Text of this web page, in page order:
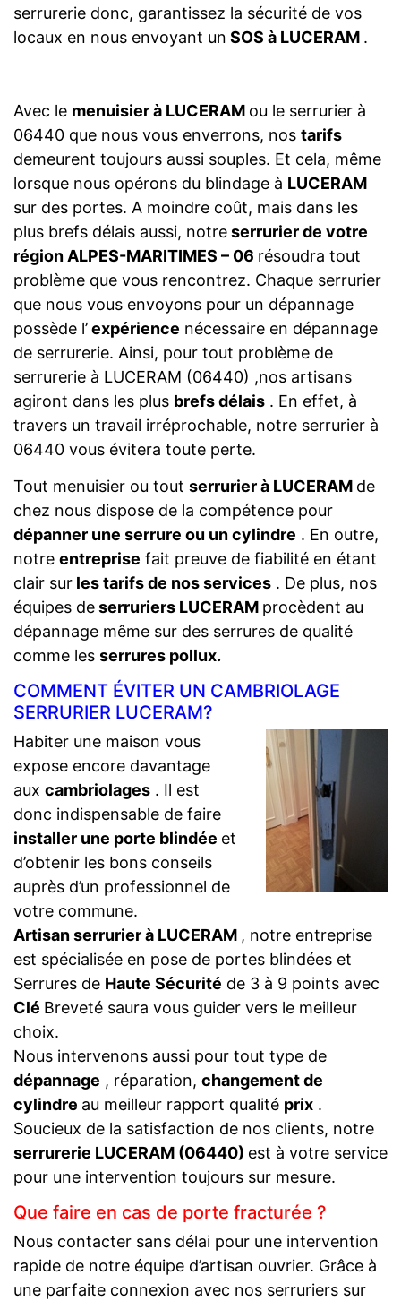
serrurerie donc, garantissez la sécurité de vos
locaux en nous envoyant un SOS à LUCERAM .
Avec le menuisier à LUCERAM ou le serrurier à
06440 que nous vous enverrons, nos tarifs
demeurent toujours aussi souples. Et cela, même
lorsque nous opérons du blindage à LUCERAM
sur des portes. A moindre coût, mais dans les
plus brefs délais aussi, notreserrurier de votre
région ALPES-MARITIMES – 06 résoudra tout
problème que vous rencontrez. Chaque serrurier
que nous vous envoyons pour un dépannage
possède l’expérience nécessaire en dépannage
de serrurerie. Ainsi, pour tout problème de
serrurerie à LUCERAM (06440) ,nos artisans
agiront dans les plus brefs délais . En effet, à
travers un travail irréprochable, notre serrurier à
06440 vous évitera toute perte.
Tout menuisier ou tout serrurier à LUCERAM de
chez nous dispose de la compétence pour
dépanner une serrure ou un cylindre . En outre,
notre entreprise fait preuve de fiabilité en étant
clair sur les tarifs de nos services . De plus, nos
équipes deserruriers LUCERAM procèdent au
dépannage même sur des serrures de qualité
comme les serrures pollux.
COMMENT ÉVITER UN CAMBRIOLAGE
SERRURIER LUCERAM?
Habiter une maison vous
expose encore davantage
aux cambriolages . Il est
donc indispensable de faire
installer une porte blindée et
d’obtenir les bons conseils
auprès d’un professionnel de
votre commune.
Artisan serrurier à LUCERAM , notre entreprise
est spécialisée en pose de portes blindées et
Serrures de Haute Sécurité de 3 à 9 points avec
Clé Breveté saura vous guider vers le meilleur
choix.
Nous intervenons aussi pour tout type de
dépannage , réparation, changement de
cylindre au meilleur rapport qualité prix .
Soucieux de la satisfaction de nos clients, notre
serrurerie LUCERAM (06440) est à votre service
pour une intervention toujours sur mesure.
Que faire en cas de porte fracturée ?
Nous contacter sans délai pour une intervention
rapide de notre équipe d’artisan ouvrier. Grâce à
une parfaite connexion avec nos serruriers sur